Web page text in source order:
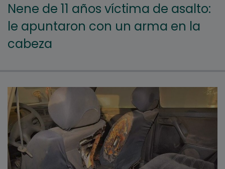
Nene de 11 años víctima de asalto:
le apuntaron con un arma en la
cabeza